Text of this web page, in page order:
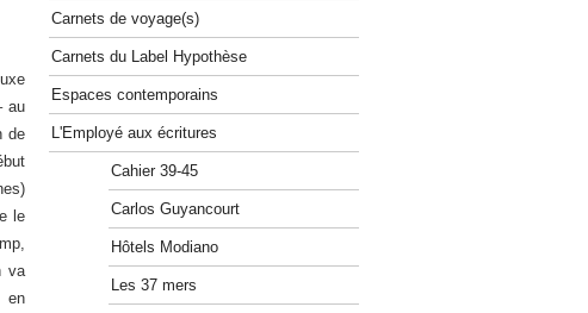
au
de
le
va
en
Carnets de voyage(s)
Carnets du Label Hypothèse
Espaces contemporains
L'Employé aux écritures
Cahier 39-45
Carlos Guyancourt
Hôtels Modiano
Les 37 mers